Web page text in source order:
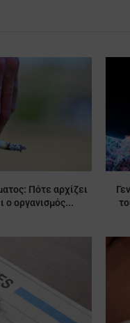
Πότε αρχίζει
ο οργανισμός...